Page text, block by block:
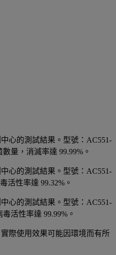
心的測試結果。型號：AC551-
量，消滅率達 99.99%。
心的測試結果。型號：AC551-
活性率達 99.32%。
心的測試結果。型號：AC551-
活性率達 99.99%。
際使用效果可能因環境而有所